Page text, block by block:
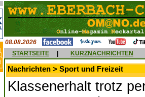
08.08.2026
STARTSEITE
KURZNACHRICHTEN
Nachrichten > Sport und Freizeit
Klassenerhalt trotz